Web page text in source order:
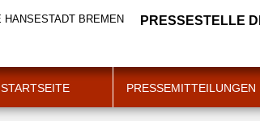
PRESSESTELLE
STARTSEITE PRESSEMITTEILUNGEN